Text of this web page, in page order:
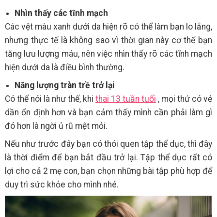
Nhìn thấy các tĩnh mạch
Các vệt màu xanh dưới da hiện rõ có thể làm bạn lo lắng,
nhưng thực tế là không sao vì thời gian này cơ thể bạn
tăng lưu lượng máu, nên việc nhìn thấy rõ các tĩnh mạch
hiện dưới da là điều bình thường.
Năng lượng tràn trề trở lại
Có thể nói là như thế, khi thai 13 tuần tuổi , mọi thứ có vẻ
dần ổn định hơn và bạn cảm thấy mình cần phải làm gì
đó hơn là ngời ủ rũ mệt mỏi.
Nếu như trước đây bạn có thói quen tập thể dục, thì đây
là thời điểm để bạn bắt đầu trở lại. Tập thể dục rất có
lợi cho cả 2 mẹ con, bạn chọn những bài tập phù hợp để
duy trì sức khỏe cho mình nhé.